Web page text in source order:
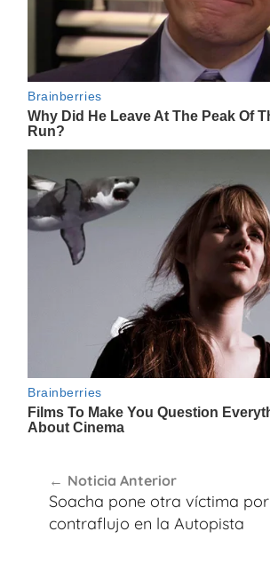
de
entradas
Noticia Anterior
Soacha pone otra víctima por
contraflujo en la Autopista